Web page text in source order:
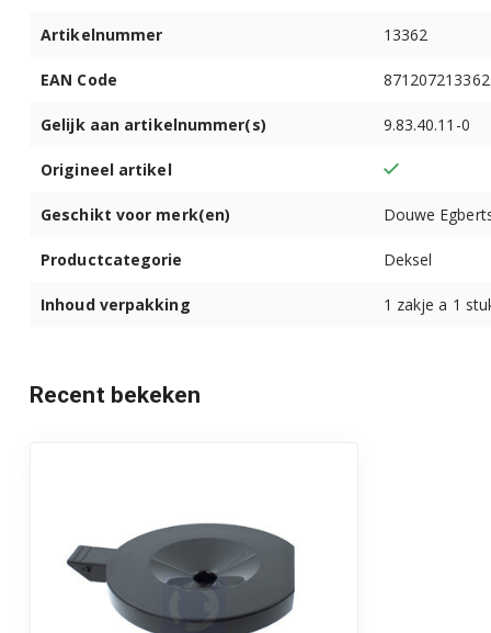
Artikelnummer 13362
EAN Code
Gelijk aan artikelnummer(s) 9.83.40.11-0
Origineel artikel
Geschikt voor merk(en) Douwe
Productcategorie Deksel
Inhoud verpakking 1 zakje a 1
Recent bekeken